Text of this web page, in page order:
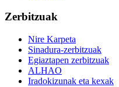
Zerbitzuak
Nire Karpeta
Sinadura-zerbitzuak
Egiaztapen zerbitzuak
ALHAO
Iradokizunak eta kexak